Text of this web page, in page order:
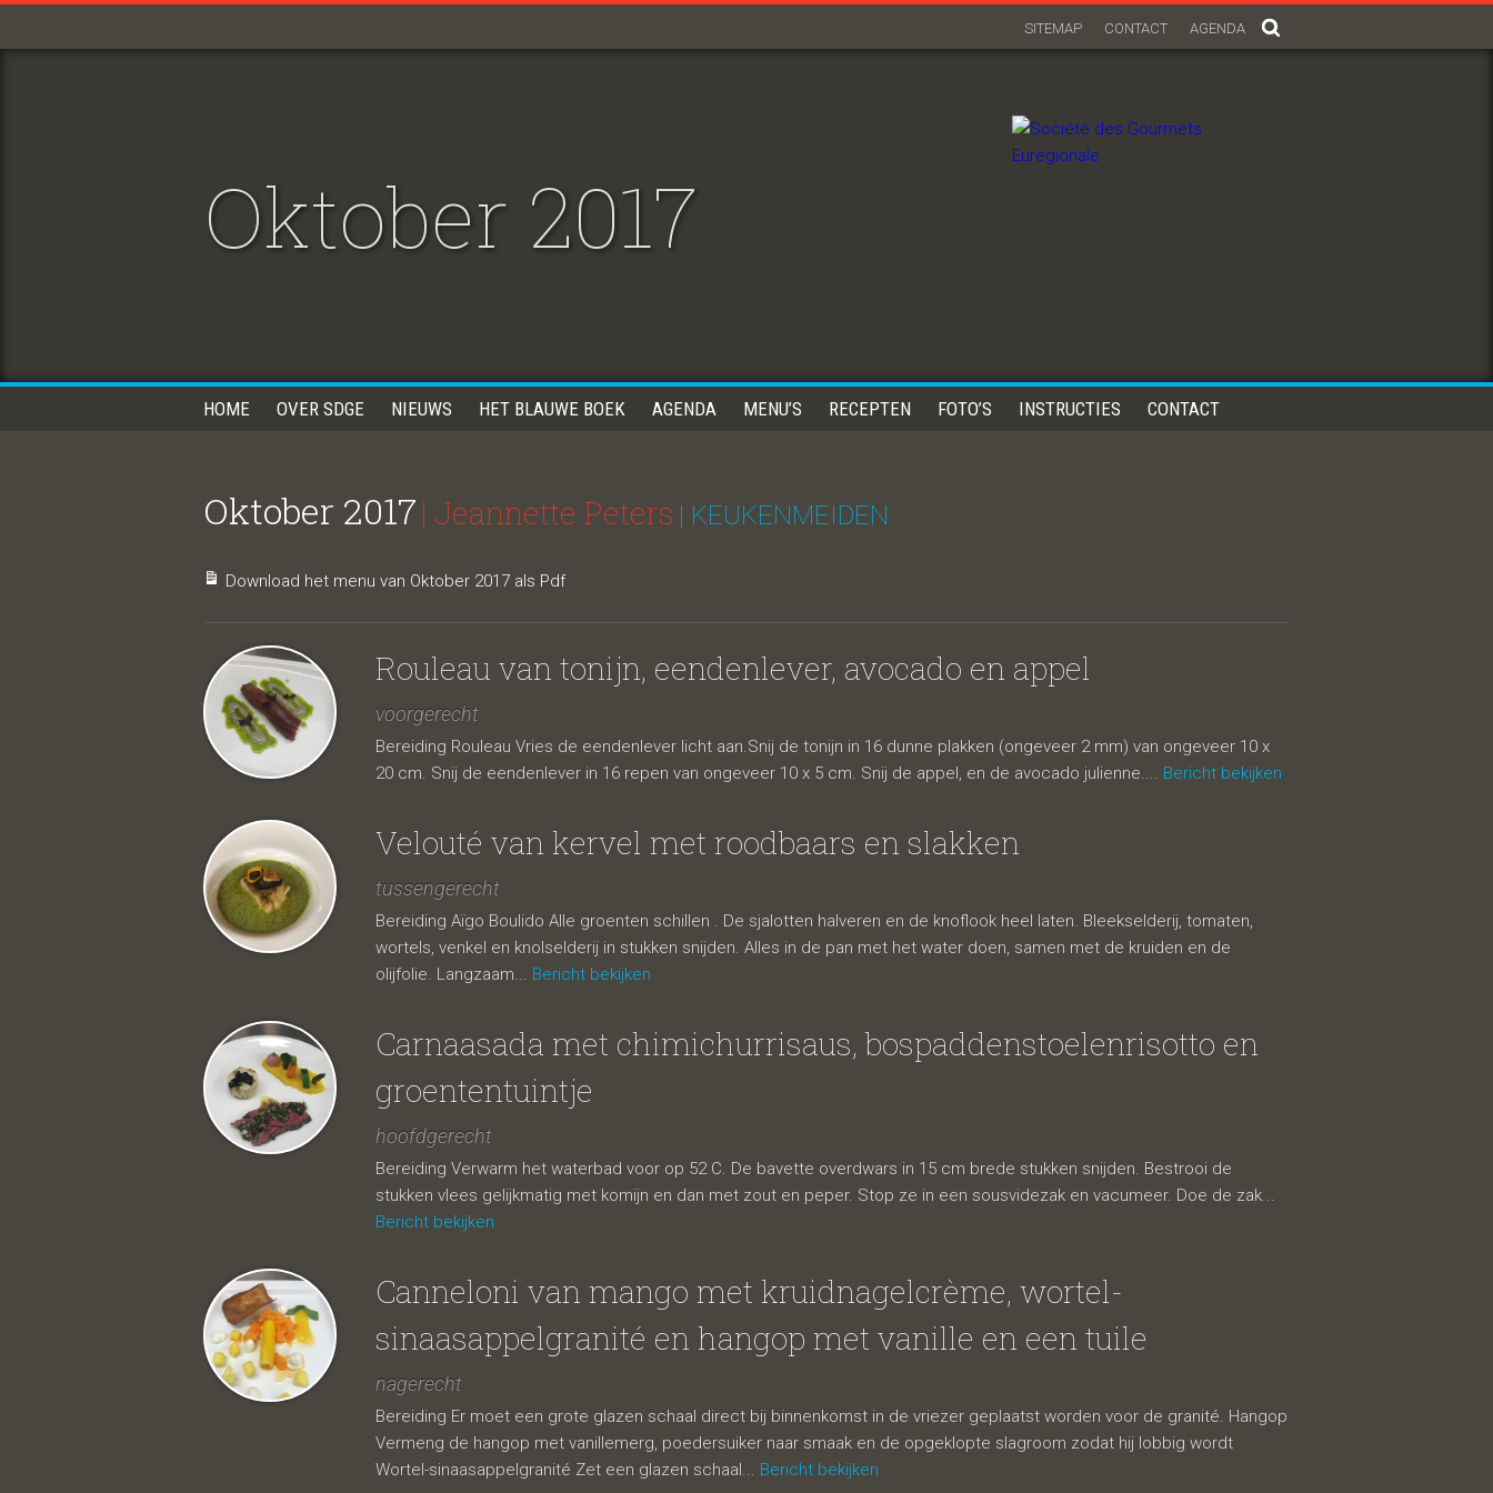
AGENDA
CONTACT
SITEMAP
Oktober 2017
HOME OVER SDGE NIEUWS HET BLAUWE BOEK AGENDA MENU’S RECEPTEN FOTO’S INSTRUCTIES CONTACT
Oktober 2017| Jeannette Peters | KEUKENMEIDEN
Download het menu van Oktober 2017 als Pdf
Rouleau van tonijn, eendenlever, avocado en appel
voorgerecht
Bereiding Rouleau Vries de eendenlever licht aan.Snij de tonijn in 16 dunne plakken (ongeveer 2 mm) van ongeveer 10 x
20 cm. Snij de eendenlever in 16 repen van ongeveer 10 x 5 cm. Snij de appel, en de avocado julienne.... Bericht bekijken
Velouté van kervel met roodbaars en slakken
tussengerecht
Bereiding Aïgo Boulido Alle groenten schillen . De sjalotten halveren en de knoflook heel laten. Bleekselderij, tomaten,
wortels, venkel en knolselderij in stukken snijden. Alles in de pan met het water doen, samen met de kruiden en de
olijfolie. Langzaam... Bericht bekijken
Carnaasada met chimichurrisaus, bospaddenstoelenrisotto en
groententuintje
hoofdgerecht
Bereiding Verwarm het waterbad voor op 52 C. De bavette overdwars in 15 cm brede stukken snijden. Bestrooi de
stukken vlees gelijkmatig met komijn en dan met zout en peper. Stop ze in een sousvidezak en vacumeer. Doe de zak...
Bericht bekijken
Canneloni van mango met kruidnagelcrème, wortel-
sinaasappelgranité en hangop met vanille en een tuile
nagerecht
Bereiding Er moet een grote glazen schaal direct bij binnenkomst in de vriezer geplaatst worden voor de granité. Hangop
Vermeng de hangop met vanillemerg, poedersuiker naar smaak en de opgeklopte slagroom zodat hij lobbig wordt
Wortel-sinaasappelgranité Zet een glazen schaal... Bericht bekijken